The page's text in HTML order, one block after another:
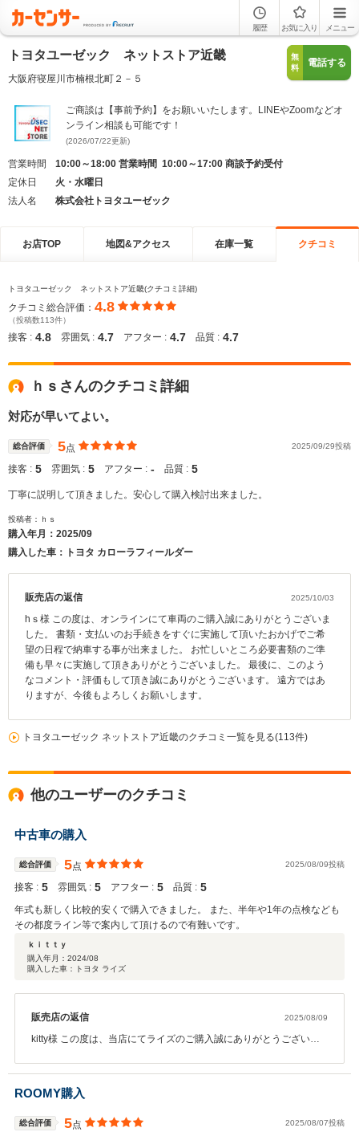
履歴 お気に入り メニュー
トヨタユーゼック ネットストア近畿
大阪府寝屋川市楠根北町２－５
無
料
電話する
ご商談は【事前予約】をお願いいたします。LINEやZoomなどオ
ンライン相談も可能です！
(2026/07/22更新)
営業時間
10:00～18:00 営業時間 10:00～17:00 商談予約受付
定休日
火・水曜日
法人名
株式会社トヨタユーゼック
お店TOP 地図&アクセス 在庫一覧 クチコミ
トヨタユーゼック ネットストア近畿(クチコミ詳細)
クチコミ総合評価： 4.8
（投稿数113件）
接客 : 4.8 雰囲気 : 4.7 アフター : 4.7 品質 : 4.7
ｈｓさんのクチコミ詳細
対応が早いてよい。
総合評価 5点 2025/09/29投稿
接客 : 5 雰囲気 : 5 アフター : ‐ 品質 : 5
丁寧に説明して頂きました。安心して購入検討出来ました。
投稿者：ｈｓ
購入年月： 2025/09
購入した車：トヨタ カローラフィールダー
販売店の返信 2025/10/03
hｓ様 この度は、オンラインにて車両のご購入誠にありがとうございま
した。 書類・支払いのお手続きをすぐに実施して頂いたおかげでご希
望の日程で納車する事が出来ました。 お忙しいところ必要書類のご準
備も早々に実施して頂きありがとうございました。 最後に、このよう
なコメント・評価もして頂き誠にありがとうございます。 遠方ではあ
りますが、今後もよろしくお願いします。
トヨタユーゼック ネットストア近畿のクチコミ一覧を見る(113件)
他のユーザーのクチコミ
中古車の購入
総合評価 5点 2025/08/09投稿
接客 : 5 雰囲気 : 5 アフター : 5 品質 : 5
年式も新しく比較的安くで購入できました。 また、半年や1年の点検なども
その都度ライン等で案内して頂けるので有難いです。
ｋｉｔｔｙ
購入年月： 2024/08
購入した車：トヨタ ライズ
販売店の返信 2025/08/09
kitty様 この度は、当店にてライズのご購入誠にありがとうございま
フォローをさせて頂きます。 最後に、このようなコメントと満点の
評価をして頂き誠にありがとうございます。 評価が落ちないように
日々の接客を磨きますのでどうぞこれからもよろしくお願い致しま
ROOMY購入
総合評価 5点 2025/08/07投稿